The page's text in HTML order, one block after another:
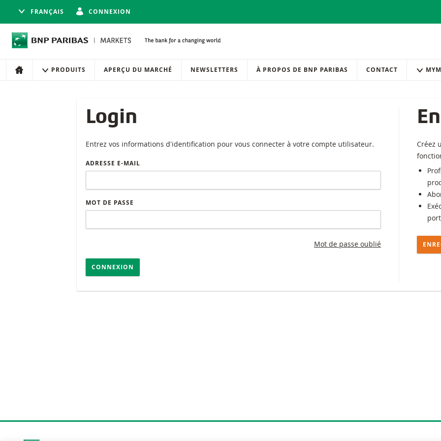
FRANÇAIS CONNEXION
Navigation
Navigation sur le site
ACCUEIL PRODUITS APERÇU DU MARCHÉ NEWSLETTERS À PROPOS DE BNP PARIBAS CONTACT
Login
Entrez vos informations d'identification pour vous connecter à votre compte utilisateur.
ADRESSE E-MAIL
MOT DE PASSE
Mot de passe oublié
CONNEXION
Créez